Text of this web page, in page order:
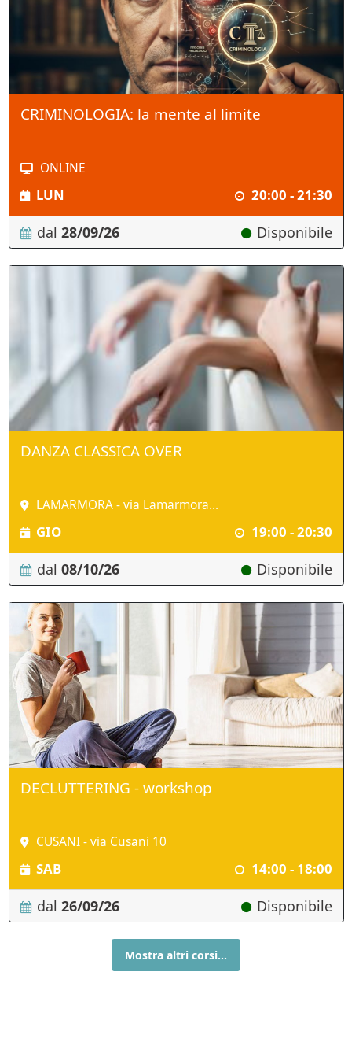
CRIMINOLOGIA: la mente al limite
ONLINE
LUN 20:00 - 21:30
dal 28/09/26 Disponibile
DANZA CLASSICA OVER
LAMARMORA - via Lamarmora...
GIO 19:00 - 20:30
dal 08/10/26 Disponibile
DECLUTTERING - workshop
CUSANI - via Cusani 10
SAB 14:00 - 18:00
dal 26/09/26 Disponibile
Mostra altri corsi...